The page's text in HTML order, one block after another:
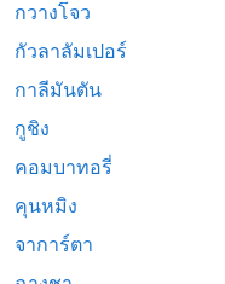
กวางโจว
กัวลาลัมเปอร์
กาลีมันตัน
กูชิง
คอมบาทอรี่
คุนหมิง
จาการ์ตา